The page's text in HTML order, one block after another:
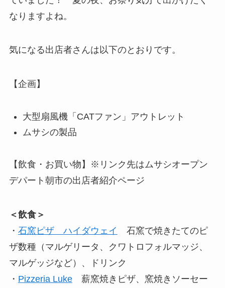
なりますよね。
気になる出店者さんは以下のとおりです。
【企画】
大型扇風機「CATファン」アウトレット
ムサシの製品
【飲食・お買い物】※リンク先はムサシオープン
デパート朝市の出店者紹介ページ
＜飲食＞
・ 石窯ピザ ハイダウェイ
石窯で焼きたてのピ
ザ数種（マルゲリータ、クワトロフォルマッジ、
マルゲッジなど）、ドリンク
・ Pizzeria Luke薪窯焼きピザ、窯焼きソーセー